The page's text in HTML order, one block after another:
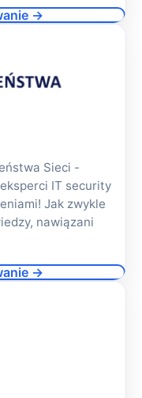
→
Sieci -
IT security
Jak zwykle
nawiązani
→